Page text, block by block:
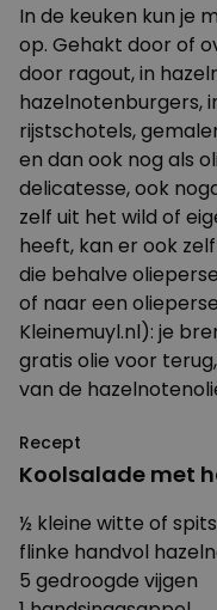
In de keuken kun je
op. Gehakt door of
door ragout, in
hazelnotenburgers,
rijstschotels,
en dan ook nog als
delicatesse, ook
zelf uit het wild of
heeft, kan er ook
die behalve
of naar een
Kleinemuyl.nl): je
gratis olie voor
van de
Recept
Koolsalade met
½ kleine witte of
flinke handvol
5 gedroogde vijgen